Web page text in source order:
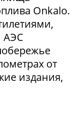
Onkalo.
АЭС
от
издания,